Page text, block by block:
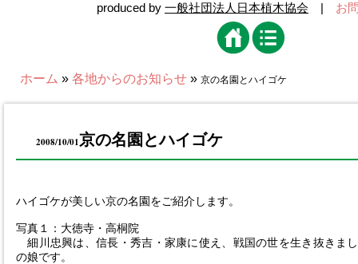
produced by 一般社団法人日本植木協会 | お
ホーム » 各地からのお知らせ » 京の名園とハイゴケ
2008/10/01京の名園とハイゴケ
ハイゴケが美しい京の名園をご紹介します。
写真１：大徳寺・高桐院
細川忠興は、信長・秀吉・家康に使え、戦国の世を生き抜きま
の娘です。